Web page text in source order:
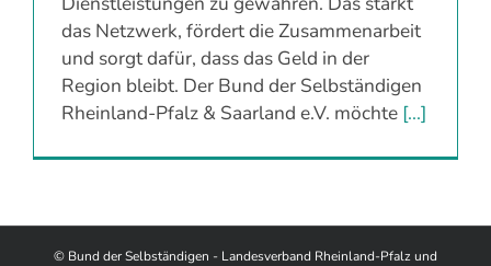
das Netzwerk, fördert die Zusammenarbeit
und sorgt dafür, dass das Geld in der
Region bleibt. Der Bund der Selbständigen
Rheinland-Pfalz & Saarland e.V. möchte [...]
© Bund der Selbständigen - Landesverband Rheinland-Pfalz und